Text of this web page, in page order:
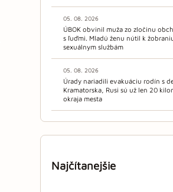
05. 08. 2026
ÚBOK obvinil muža zo zločinu
s ľuďmi. Mladú ženu nútil k
sexuálnym službám
05. 08. 2026
Úrady nariadili evakuáciu rodín s
Kramatorska, Rusi sú už len 20
okraja mesta
Najčítanejšie